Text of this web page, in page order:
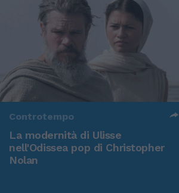
Controtempo
La modernità di Ulisse
nell'Odissea pop di Christopher
Nolan